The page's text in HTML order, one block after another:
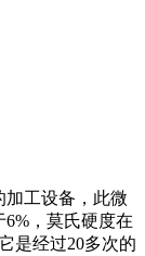
加工设备，此微
，莫氏硬度在
是经过20多次的